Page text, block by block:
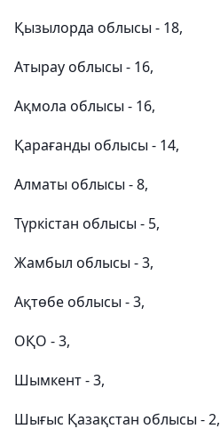
Қызылорда облысы - 18,
Атырау облысы - 16,
Ақмола облысы - 16,
Қарағанды ​​облысы - 14,
Алматы облысы - 8,
Түркістан облысы - 5,
Жамбыл облысы - 3,
Ақтөбе облысы - 3,
ОҚО - 3,
Шымкент - 3,
Шығыс Қазақстан облысы - 2,